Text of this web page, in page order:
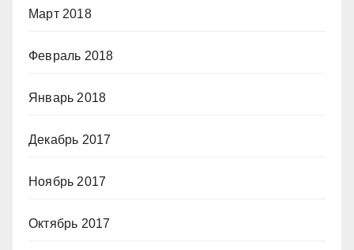
Март 2018
Февраль 2018
Январь 2018
Декабрь 2017
Ноябрь 2017
Октябрь 2017